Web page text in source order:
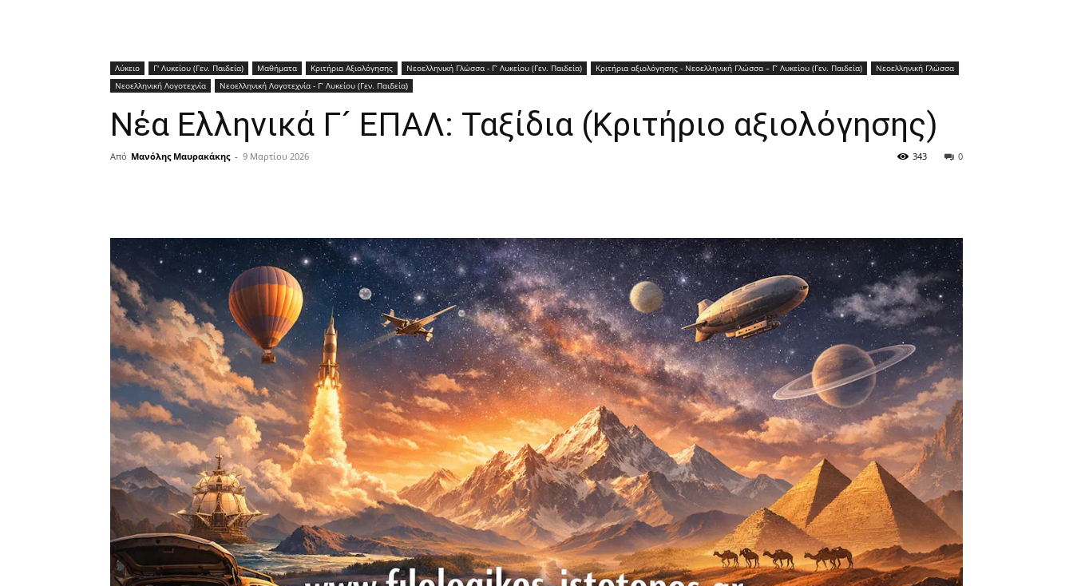
Λύκειο Γ' Λυκείου (Γεν. Παιδεία) Μαθήματα Κριτήρια Αξιολόγησης Νεοελληνική Γλώσσα - Γ’ Λυκείου (Γεν. Παιδεία) Κριτήρια αξιολόγησης - Νεοελληνική Γλώσσα – Γ’ Λυκείου (Γεν. Παιδεία)
Νεοελληνική Γλώσσα
Νεοελληνική Λογοτεχνία
Νεοελληνική Λογοτεχνία - Γ’ Λυκείου (Γεν. Παιδεία)
Νέα Ελληνικά Γ´ ΕΠΑΛ: Ταξίδια (Κριτήριο αξιολόγησης)
Από Μανόλης Μαυρακάκης - 9 Μαρτίου 2026 0
343